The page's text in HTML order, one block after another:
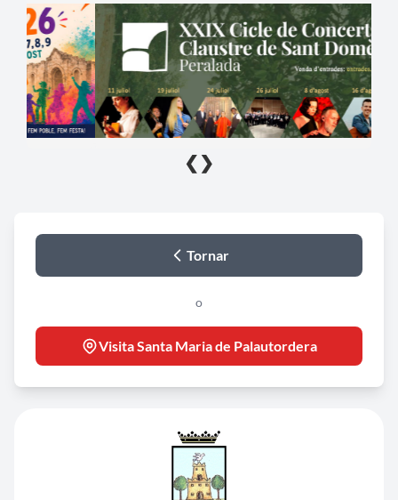
❮ ❯
Tornar
o
Visita Santa Maria de Palautordera